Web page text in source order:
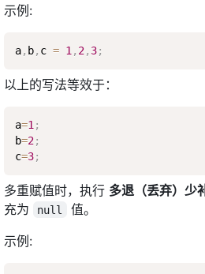
示例:
a, b, c = 1, 2, 3;
以上的写法等效于：
a=1;
b=2;
c=3;
多重赋值时，执行 多退（丢弃）少
充为
null
值。
示例: